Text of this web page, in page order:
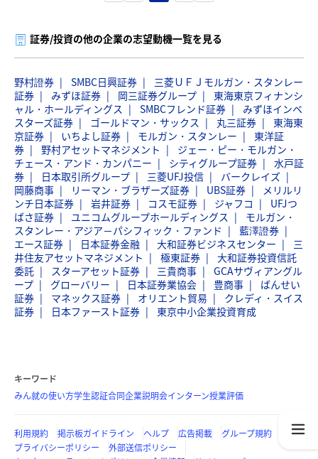
証券/投資の他の企業の志望動機一覧を見る
野村證券 SMBC日興証券
三菱ＵＦＪモルガン・スタンレー
証券
みずほ証券 岡三証券グループ
東海東京フィナンシ
ャル・ホールディングス
SMBCフレンド証券
みずほインベ
スターズ証券
ゴールドマン・サックス 丸三証券
東海東
京証券
いちよし証券 モルガン・スタンレー
東洋証
券
野村アセットマネジメント
ジェー・ピー・モルガン・
チェース・アンド・カンパニー
シティグループ証券
水戸証
券
日本取引所グループ 三菱UFJ投信
バークレイズ
岡藤商事
リーマン・ブラザーズ証券 UBS証券
メリルリ
ンチ日本証券
岩井証券 コスモ証券 ジャフコ
UFJつ
ばさ証券
ユニコムグループホールディングス
モルガン・
スタンレー・アジア－パシフィック・ファンド
藍澤證券
エース証券
日本証券金融 大和証券ビジネスセンター
三
井住友アセットマネジメント
極東証券
大和証券投資信託
委託
スターアセット証券 三貴商事
GCAサヴィアングル
ープ
グローバリー 日本証券業協会 豊商事
ばんせい
証券
マネックス証券 オリエント貿易
クレディ・スイス
証券
日本ファースト証券 東京中小企業投資育成
キーワード
みん就の使い方学生認証合同企業説明会インターン授業評価
利用規約 掲示板ガイドライン ヘルプ 広告掲載
グループ規約
プライバシーポリシー
外部送信ポリシー